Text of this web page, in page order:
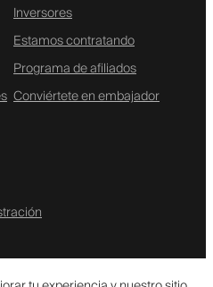
Inversores
Estamos contratando
Programa de afiliados
Conviértete en embajador